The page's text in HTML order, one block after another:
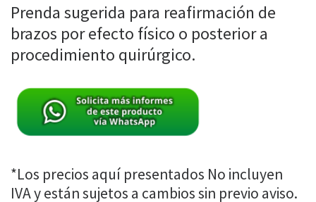
Prenda sugerida para reafirmación de
brazos por efecto físico o posterior a
procedimiento quirúrgico.
*Los precios aquí presentados No incluyen
IVA y están sujetos a cambios sin previo aviso.